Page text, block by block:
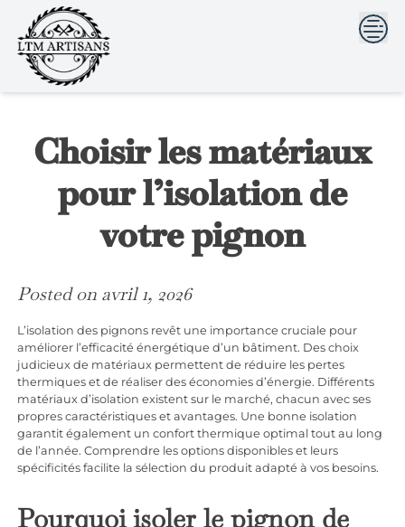
```html```
content
Choisir les matériaux
pour l’isolation de
votre pignon
Posted on avril 1, 2026
L’isolation des pignons revêt une importance cruciale pour
améliorer l’efficacité énergétique d’un bâtiment. Des choix
judicieux de matériaux permettent de réduire les pertes
thermiques et de réaliser des économies d’énergie. Différents
matériaux d’isolation existent sur le marché, chacun avec ses
propres caractéristiques et avantages. Une bonne isolation
garantit également un confort thermique optimal tout au long
de l’année. Comprendre les options disponibles et leurs
spécificités facilite la sélection du produit adapté à vos besoins.
Pourquoi isoler le pignon de